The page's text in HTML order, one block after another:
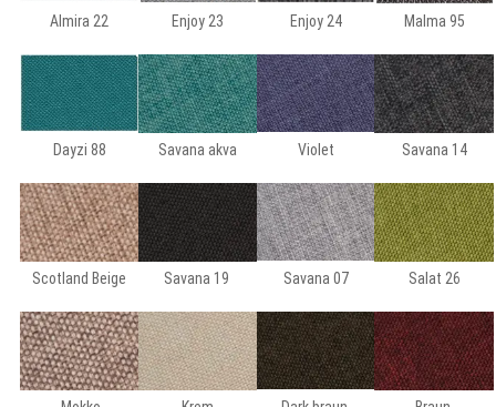
Almira 22 Enjoy 23 Enjoy 24 Malma 95
Dayzi 88 Savana akva Violet Savana 14
Scotland Beige Savana 19 Savana 07 Salat 26